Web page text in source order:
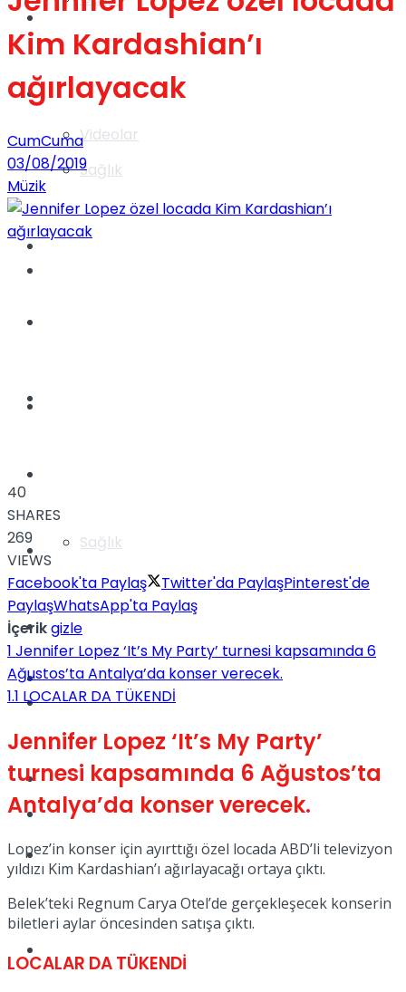
Videolar
Sağlık
TV
Kadınca
Gündem
Yaşam
Sağlık
TV
Müzik
Sinema
Tatil
Spor
Podcast
Kim Kardashian’ı
ağırlayacak
CumCuma
03/08/2019
Müzik
40
SHARES
269
VIEWS
Facebook'ta Paylaş
Twitter'da PaylaşPinterest'de
PaylaşWhatsApp'ta Paylaş
İçerikgizle
1 Jennifer Lopez ‘It’s My Party’ turnesi kapsamında 6
Ağustos’ta Antalya’da konser verecek.
1.1 LOCALAR DA TÜKENDİ
Jennifer Lopez ‘It’s My Party’
turnesi kapsamında 6 Ağustos’ta
Antalya’da konser verecek.
Lopez’in konser için ayırttığı özel locada ABD’li televizyon
yıldızı Kim Kardashian’ı ağırlayacağı ortaya çıktı.
Belek’teki Regnum Carya Otel’de gerçekleşecek konserin
biletleri aylar öncesinden satışa çıktı.
LOCALAR DA TÜKENDİ